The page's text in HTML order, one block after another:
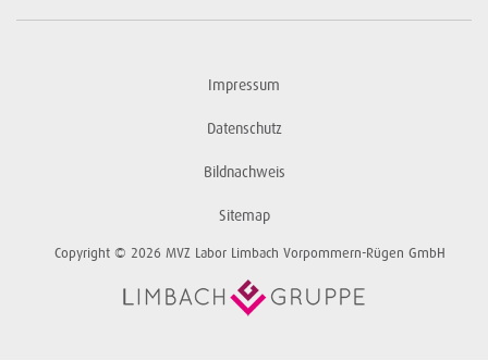
Impressum
Datenschutz
Bildnachweis
Sitemap
Copyright © 2026 MVZ Labor Limbach Vorpommern-Rügen GmbH